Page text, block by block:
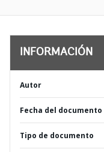
INFORMACIÓN
Autor
Fecha del documento
Tipo de documento